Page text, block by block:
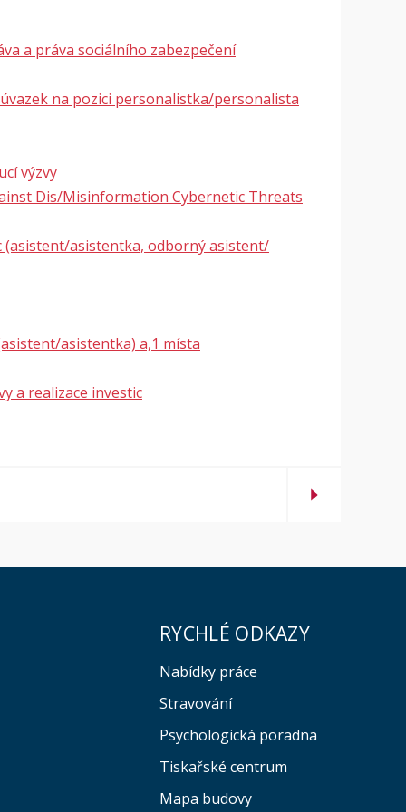
a práva sociálního zabezpečení
na pozici personalistka/personalista
výzvy
Dis/Misinformation Cybernetic Threats
(asistent/asistentka, odborný asistent/
asistentka) a,1 místa
a realizace investic
RYCHLÉ ODKAZY
Nabídky práce
Stravování
Psychologická poradna
Tiskařské centrum
Mapa budovy